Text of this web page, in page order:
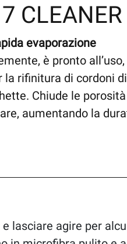
CLEANER
evaporazione
è pronto
la rifinitura di cordoni
Chiude le
aumentando la
e lasciare agire per